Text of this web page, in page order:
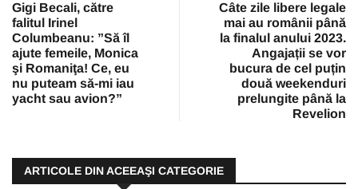
Gigi Becali, către
falitul Irinel
Columbeanu: ”Să îl
ajute femeile, Monica
şi Romaniţa! Ce, eu
nu puteam să-mi iau
yacht sau avion?”
Câte zile libere legale
mai au românii până
la finalul anului 2023.
Angajații se vor
bucura de cel puțin
două weekenduri
prelungite până la
Revelion
ARTICOLE DIN ACEEAŞI CATEGORIE